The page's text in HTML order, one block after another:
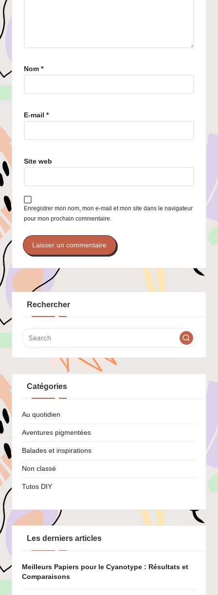
Nom *
E-mail *
Site web
Enregistrer mon nom, mon e-mail et mon site dans le navigateur
pour mon prochain commentaire.
Rechercher
Catégories
Au quotidien
Aventures pigmentées
Balades et inspirations
Non classé
Tutos DIY
Les derniers articles
Meilleurs Papiers pour le Cyanotype : Résultats et
Comparaisons